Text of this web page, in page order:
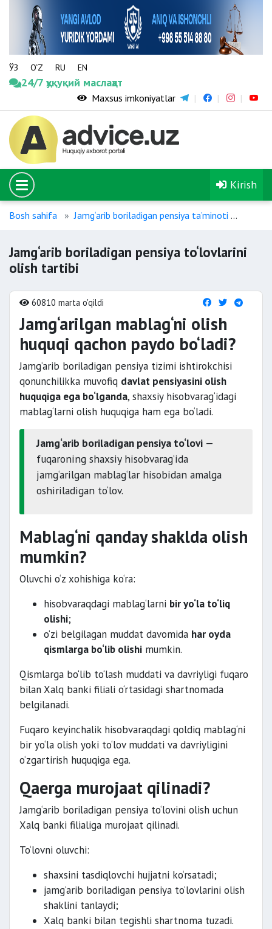
ЎЗ O‘Z RU EN
24/7 ҳуқуқий маслаҳат
Maxsus imkoniyatlar
Kirish
Bosh sahifa Jamg‘arib boriladigan pensiya ta’minoti
Jamg‘arib boriladigan pensiya to‘lovlarini
olish tartibi
60810 marta o'qildi
Jamg‘arilgan mablag‘ni olish
huquqi qachon paydo bo‘ladi?
Jamg‘arib boriladigan pensiya tizimi ishtirokchisi
qonunchilikka muvofiq davlat pensiyasini olish
huquqiga ega bo‘lganda, shaxsiy hisobvarag‘idagi
mablag‘larni olish huquqiga ham ega bo‘ladi.
Jamg‘arib boriladigan pensiya to‘lovi —
fuqaroning shaxsiy hisobvarag‘ida
jamg‘arilgan mablag‘lar hisobidan amalga
oshiriladigan to‘lov.
Mablag‘ni qanday shaklda olish
mumkin?
Oluvchi o‘z xohishiga ko‘ra:
hisobvaraqdagi mablag‘larni bir yo‘la to‘liq
olishi;
o‘zi belgilagan muddat davomida har oyda
qismlarga bo‘lib olishi mumkin.
Qismlarga bo‘lib to‘lash muddati va davriyligi fuqaro
bilan Xalq banki filiali o‘rtasidagi shartnomada
belgilanadi.
Fuqaro keyinchalik hisobvaraqdagi qoldiq mablag‘ni
bir yo‘la olish yoki to‘lov muddati va davriyligini
o‘zgartirish huquqiga ega.
Qaerga murojaat qilinadi?
Jamg‘arib boriladigan pensiya to‘lovini olish uchun
Xalq banki filialiga murojaat qilinadi.
To‘lovni oluvchi:
shaxsini tasdiqlovchi hujjatni ko‘rsatadi;
jamg‘arib boriladigan pensiya to‘lovlarini olish
shaklini tanlaydi;
Xalq banki bilan tegishli shartnoma tuzadi.